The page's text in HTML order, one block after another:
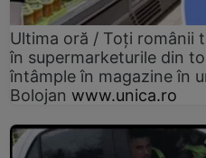
Ultima oră / Toți românii
în supermarketurile din
întâmple în magazine în
Bolojan www.unica.ro